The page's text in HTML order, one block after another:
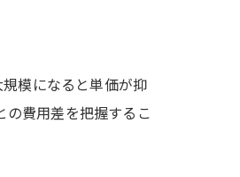
模になると単価が抑
の費用差を把握するこ